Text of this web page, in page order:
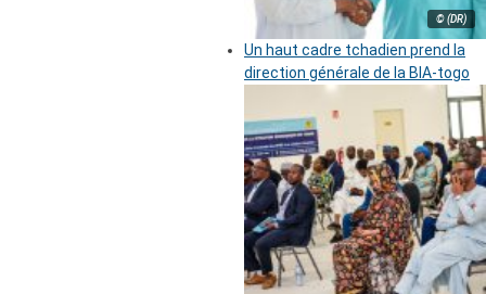
© (DR)
Un haut cadre tchadien prend la
direction générale de la BIA-togo